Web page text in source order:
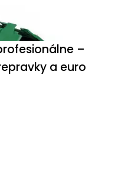
–
a euro